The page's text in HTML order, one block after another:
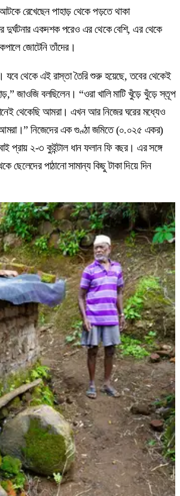
রেখেছেন পাহাড় থেকে পড়তে থাকা
দুর্ঘটনার একদশক পরেও এর থেকে বেশি, এর থেকে
জোটেনি তাঁদের।
থেকে এই রাস্তা তৈরি শুরু হয়েছে, তবের থেকেই
জাওজি বলছিলেন। “ওরা খালি মাটি খুঁড়ে খুঁড়ে স্তূপ
থেকেছি আমরা। এখন আর নিজের ঘরের মধ্যেও
আমরা।” নিজেদের এক গুণ্ঠা জমিতে (০.০২৫ একর)
প্রায় ২-৩ কুইন্টাল ধান ফলান ফি বছর। এর সঙ্গে
ছেলেদের পাঠানো সামান্য কিছু টাকা দিয়ে দিন